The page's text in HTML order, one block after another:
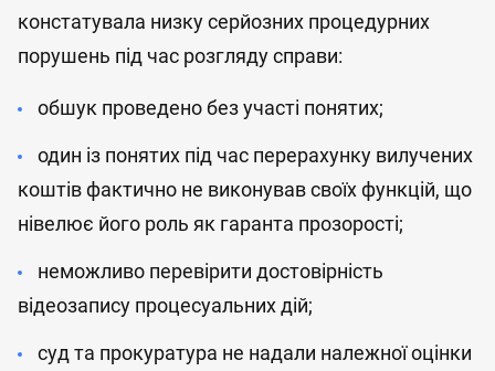
констатувала низку серйозних процедурних
порушень під час розгляду справи:
обшук проведено без участі понятих;
один із понятих під час перерахунку вилучених
коштів фактично не виконував своїх функцій, що
нівелює його роль як гаранта прозорості;
неможливо перевірити достовірність
відеозапису процесуальних дій;
суд та прокуратура не надали належної оцінки